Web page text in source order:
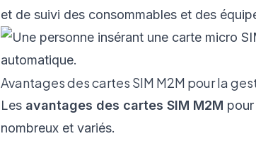
et de suivi des consommables et des
Avantages des cartes SIM M2M pour la
Les avantages des cartes SIM M2M
nombreux et variés.